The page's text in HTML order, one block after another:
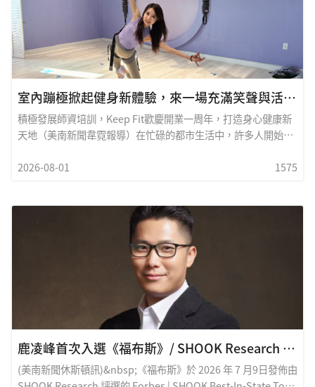
室內蹦極掀起健身新體驗，來一場充滿笑聲與活力的空中冒險
積極發展師資培訓，Keep Fit歡慶開業一周年，打造身心健康新
天地（美南新聞韋霓報導）在忙碌的都市生活中，許多人開始重
恢復能量的時間。位於密蘇里市的纖體瑜珈普拉提（Keep Fit
士頓首個引進室內蹦極的華人瑜伽館Keep
2026-08-01 1575
鹿凌峰首次入選《福布斯》/ SHOOK Research 2026 年德州頂尖金融保障專業人士榜單
(美南新聞休斯頓訊)&nbsp;《福布斯》於 2026 年 7 月9日發佈由